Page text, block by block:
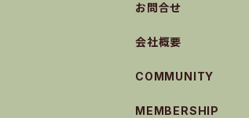
お問合せ
会社概要
COMMUNITY
MEMBERSHIP